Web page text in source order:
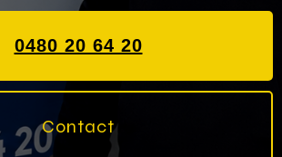
0480 20 64 20
Contact